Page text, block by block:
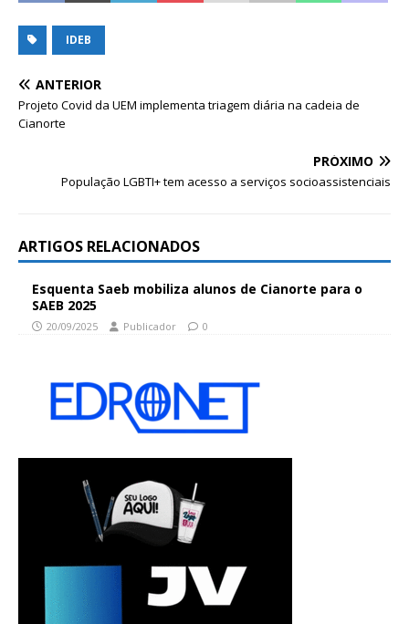
IDEB
ANTERIOR
Projeto Covid da UEM implementa triagem diária na cadeia de
Cianorte
PRÓXIMO
População LGBTI+ tem acesso a serviços socioassistenciais
ARTIGOS RELACIONADOS
Esquenta Saeb mobiliza alunos de Cianorte para o
SAEB 2025
20/09/2025 Publicador 0